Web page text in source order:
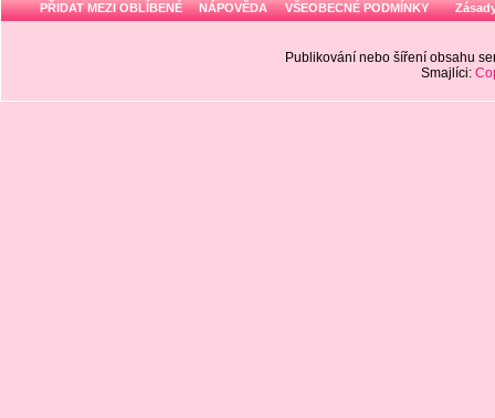
PŘIDAT MEZI OBLÍBENÉ NÁPOVĚDA VŠEOBECNÉ PODMÍNKY
Publikování nebo šíření obsahu
Smajlíci: